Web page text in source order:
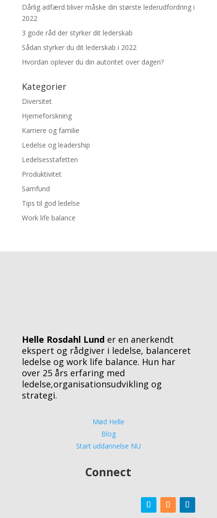
Dårlig adfærd bliver måske din største lederudfordring i
2022
3 gode råd der styrker dit lederskab
Sådan styrker du dit lederskab i 2022
Hvordan oplever du din autoritet over dagen?
Kategorier
Diversitet
Hjerneforskning
Karriere og familie
Ledelse og leadership
Ledelsesstafetten
Produktivitet
Samfund
Tips til god ledelse
Work life balance
Helle Rosdahl Lund er en anerkendt
ekspert og rådgiver i ledelse, balanceret
ledelse og work life balance. Hun har
over 25 års erfaring med
ledelse,organisationsudvikling og
strategi.
Mød Helle
Blog
Start uddannelse NU
Connect